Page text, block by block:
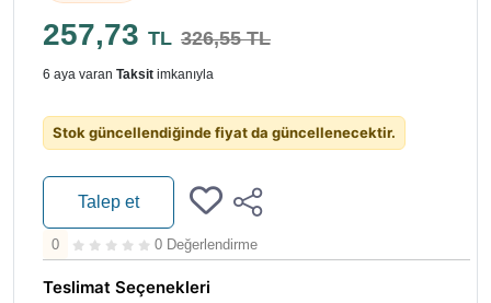
257,73 TL 326,55 TL
6 aya varan Taksit imkanıyla
Stok güncellendiğinde fiyat da güncellenecektir.
Talep et
0 0 Değerlendirme
Teslimat Seçenekleri